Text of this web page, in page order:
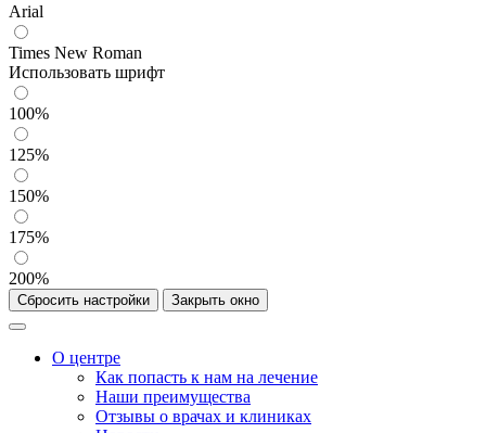
Arial
Times New Roman
Использовать шрифт
100%
125%
150%
175%
200%
Сбросить настройки Закрыть окно
О центре
Как попасть к нам на лечение
Наши преимущества
Отзывы о врачах и клиниках